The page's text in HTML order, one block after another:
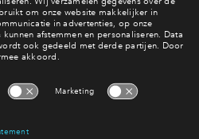
van mijn huis?
je dan snel aan
van het belangrijkste nieuws en